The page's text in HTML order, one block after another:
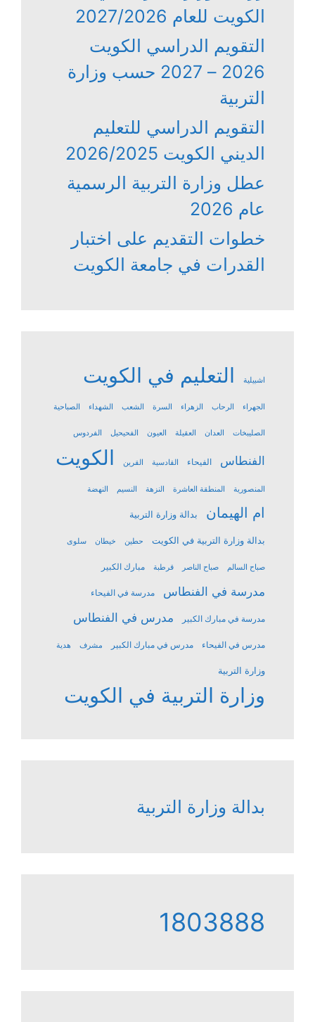
الكويت للعام 2027/2026
التقويم الدراسي الكويت
2026 – 2027 حسب وزارة
التربية
التقويم الدراسي للتعليم
الديني الكويت 2026/2025
عطل وزارة التربية الرسمية
عام 2026
خطوات التقديم على اختبار
القدرات في جامعة الكويت
اشبيلية التعليم في الكويت
الجهراء الرحاب الزهراء السرة الشعب الشهداء الصباحية
الصليبخات العدان العقيلة العيون الفحيحيل الفردوس
الفنطاس الفيحاء القادسية القرين الكويت
المنصورية المنطقة العاشرة النزهة النسيم النهضة
ام الهيمان بدالة وزارة التربية
بدالة وزارة التربية في الكويت حطين خيطان سلوى
صباح السالم صباح الناصر قرطبة مبارك الكبير
مدرسة في الفنطاس مدرسة في الفيحاء
مدرسة في مبارك الكبير مدرس في الفنطاس
مدرس في الفيحاء مدرس في مبارك الكبير مشرف هدية
وزارة التربية
وزارة التربية في الكويت
بدالة وزارة التربية
1803888